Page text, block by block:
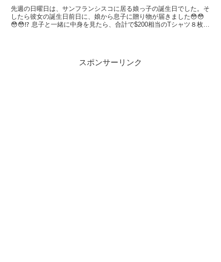
先週の日曜日は、サンフランシスコに居る娘っ子の誕生日でした。そ
したら彼女の誕生日前日に、娘から息子に贈り物が届きました😳😳
😳😳⁉️ 息子と一緒に中身を見たら、合計で$200相当のTシャツ８枚
スポンサーリンク